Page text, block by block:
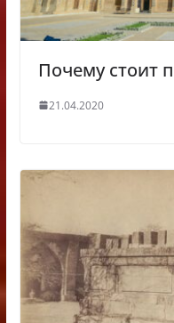
Почему стоит
21.04.2020